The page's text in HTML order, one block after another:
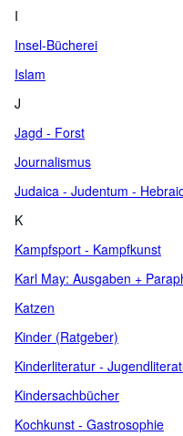
I
Insel-Bücherei
Islam
J
Jagd - Forst
Journalismus
Judaica - Judentum -
K
Kampfsport - Kampfkunst
Karl May: Ausgaben +
Katzen
Kinder (Ratgeber)
Kinderliteratur -
Kindersachbücher
Kochkunst - Gastrosophie